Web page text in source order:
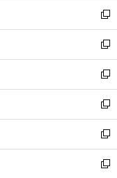
く
で
開
く
ド
ウ
で
開
く
ィ
ン
ド
ウ
で
開
く
い
ウ
ィ
ン
ド
ウ
で
開
く
新
し
い
ウ
ィ
ン
ド
ウ
で
開
く
新
し
い
ウ
ィ
ン
ド
ウ
で
新
し
い
ウ
ィ
ン
ド
新
し
い
ウ
ィ
新
し
い
新